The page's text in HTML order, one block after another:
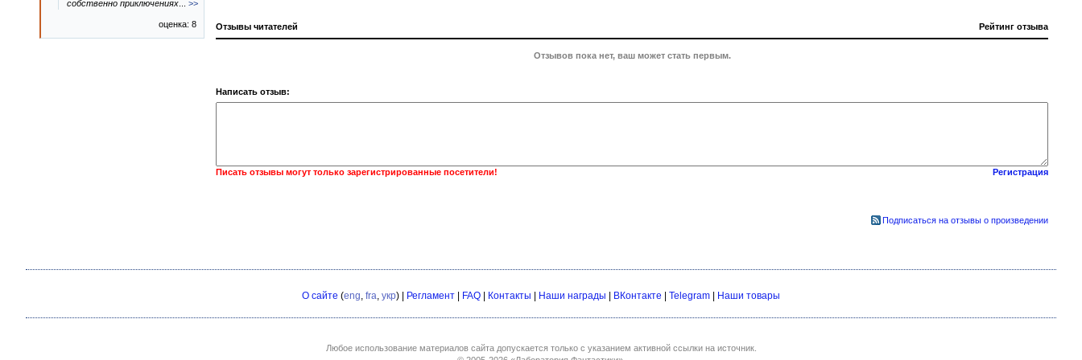
Отзывы читателей Рейтинг отзыва
Отзывов пока нет, ваш может стать первым.
Написать отзыв:
Писать отзывы могут только зарегистрированные посетители! Регистрация
Подписаться на отзывы о произведении
собственно приключениях
>>
оценка: 8
О сайте (eng, fra, укр) | Регламент FAQ Контакты Наши награды ВКонтакте Telegram Наши товары
Любое использование материалов сайта допускается только с указанием активной ссылки на источник.